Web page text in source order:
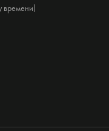
времени)